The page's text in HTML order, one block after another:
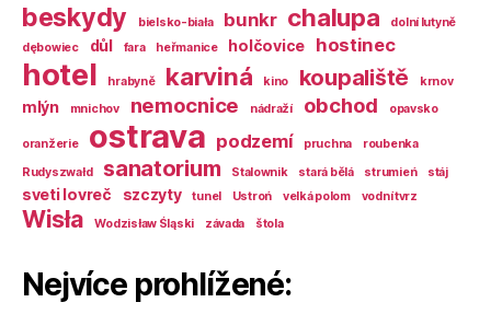
beskydy bielsko-biała bunkr chalupa
dolní lutyně
dębowiec
důl fara heřmanice holčovice hostinec
hotel hrabyně karviná kino koupaliště krnov
mlýn mnichov nemocnice nádraží obchod opavsko
oranžerie ostrava podzemí pruchna
roubenka
Rudyszwałd
sanatorium Stalownik stará bělá strumień stáj
sveti lovreč szczyty tunel Ustroń velká polom vodní tvrz
Wisła Wodzisław Śląski závada štola
Nejvíce prohlížené: